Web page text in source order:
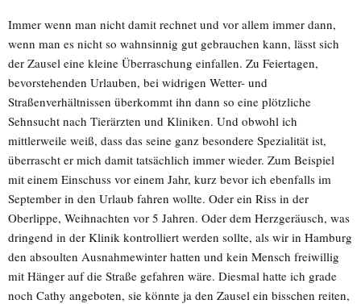
Immer wenn man nicht damit rechnet und vor allem immer dann,
wenn man es nicht so wahnsinnig gut gebrauchen kann, lässt sich
der Zausel eine kleine Überraschung einfallen. Zu Feiertagen,
bevorstehenden Urlauben, bei widrigen Wetter- und
Straßenverhältnissen überkommt ihn dann so eine plötzliche
Sehnsucht nach Tierärzten und Kliniken. Und obwohl ich
mittlerweile weiß, dass das seine ganz besondere Spezialität ist,
überrascht er mich damit tatsächlich immer wieder. Zum Beispiel
mit einem Einschuss vor einem Jahr, kurz bevor ich ebenfalls im
September in den Urlaub fahren wollte. Oder ein Riss in der
Oberlippe, Weihnachten vor 5 Jahren. Oder dem Herzgeräusch, was
dringend in der Klinik kontrolliert werden sollte, als wir in Hamburg
den absoulten Ausnahmewinter hatten und kein Mensch freiwillig
mit Hänger auf die Straße gefahren wäre. Diesmal hatte ich grade
noch Cathy angeboten, sie könnte ja den Zausel ein bisschen reiten,